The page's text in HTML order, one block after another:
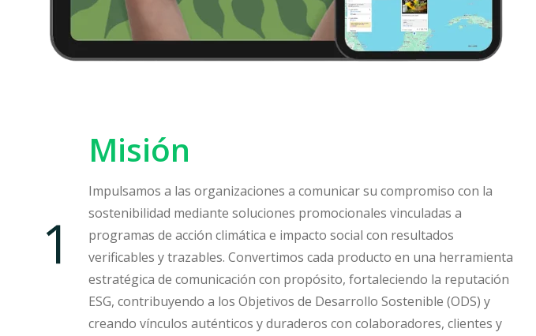
Misión
Impulsamos a las organizaciones a comunicar su compromiso con la
sostenibilidad mediante soluciones promocionales vinculadas a
programas de acción climática e impacto social con resultados
verificables y trazables. Convertimos cada producto en una herramienta
estratégica de comunicación con propósito, fortaleciendo la reputación
ESG, contribuyendo a los Objetivos de Desarrollo Sostenible (ODS) y
creando vínculos auténticos y duraderos con colaboradores, clientes y